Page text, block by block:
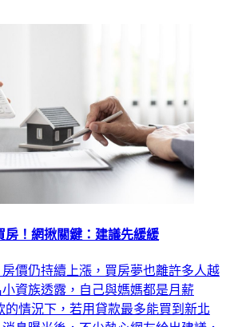
房！網揪關鍵：建議先緩緩
價仍持續上漲，買房夢也離許多人越
資族透露，自己與媽媽都是月薪
的情況下，若用貸款最多能買到新北